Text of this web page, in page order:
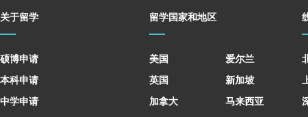
关于留学
硕博申请
本科申请
中学申请
留学国家和地区
美国
英国
加拿大
爱尔兰
新加坡
马来西亚